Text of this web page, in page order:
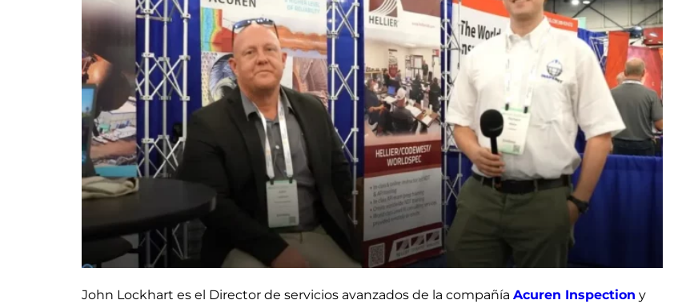
John Lockhart es el Director de servicios avanzados de la compañía Acuren Inspection y